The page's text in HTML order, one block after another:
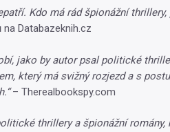
Kdo má rád špionážní thrillery,
Databazeknih.cz
jako by autor psal politické
který má svižný rozjezd a s
– Therealbookspy.com
thrillery a špionážní